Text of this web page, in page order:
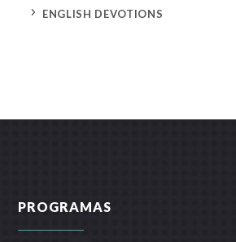
5 ENGLISH DEVOTIONS
PROGRAMAS